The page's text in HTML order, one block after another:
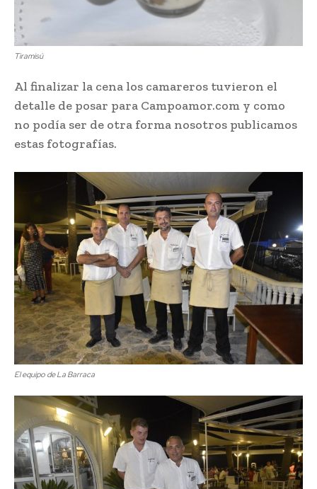
Tiramisú
Al finalizar la cena los camareros tuvieron el
detalle de posar para Campoamor.com y como
no podía ser de otra forma nosotros publicamos
estas fotografías.
El equipo de La Barraca